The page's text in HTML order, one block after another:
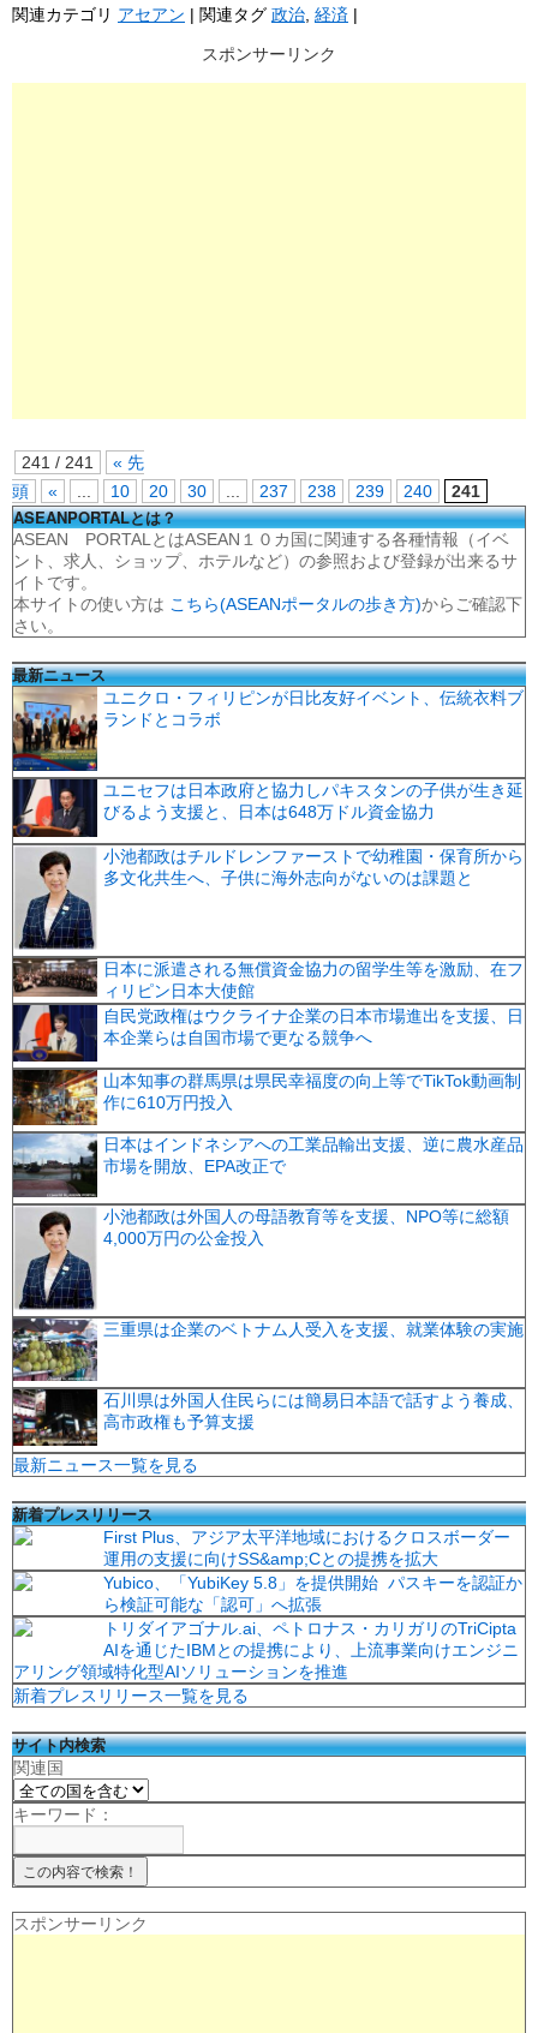
関連カテゴリ アセアン | 関連タグ 政治, 経済 |
スポンサーリンク
241 / 241
« 先
頭
« ... 10 20 30 ... 237 238 239 240 241
ASEANPORTALとは？
ASEAN PORTALとはASEAN１０カ国に関連する各種情報（イベ
ント、求人、ショップ、ホテルなど）の参照および登録が出来るサ
イトです。
本サイトの使い方は こちら(ASEANポータルの歩き方)からご確認下
さい。
最新ニュース
ユニクロ・フィリピンが日比友好イベント、伝統衣料ブ
ランドとコラボ
ユニセフは日本政府と協力しパキスタンの子供が生き延
びるよう支援と、日本は648万ドル資金協力
小池都政はチルドレンファーストで幼稚園・保育所から
多文化共生へ、子供に海外志向がないのは課題と
日本に派遣される無償資金協力の留学生等を激励、在フ
ィリピン日本大使館
自民党政権はウクライナ企業の日本市場進出を支援、日
本企業らは自国市場で更なる競争へ
山本知事の群馬県は県民幸福度の向上等でTikTok動画制
作に610万円投入
日本はインドネシアへの工業品輸出支援、逆に農水産品
市場を開放、EPA改正で
小池都政は外国人の母語教育等を支援、NPO等に総額
4,000万円の公金投入
三重県は企業のベトナム人受入を支援、就業体験の実施
石川県は外国人住民らには簡易日本語で話すよう養成、
高市政権も予算支援
最新ニュース一覧を見る
新着プレスリリース
First Plus、アジア太平洋地域におけるクロスボーダー
運用の支援に向けSS&amp;Cとの提携を拡大
Yubico、「YubiKey 5.8」を提供開始 パスキーを認証か
ら検証可能な「認可」へ拡張
トリダイアゴナル.ai、ペトロナス・カリガリのTriCipta
AIを通じたIBMとの提携により、上流事業向けエンジニ
アリング領域特化型AIソリューションを推進
新着プレスリリース一覧を見る
サイト内検索
関連国
キーワード：
スポンサーリンク